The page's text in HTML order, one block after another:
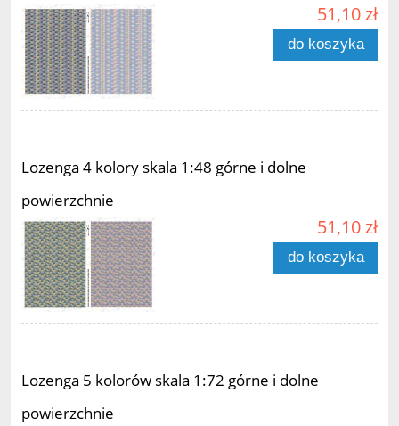
51,10 zł
do koszyka
Lozenga 4 kolory skala 1:48 górne i dolne
powierzchnie
51,10 zł
do koszyka
Lozenga 5 kolorów skala 1:72 górne i dolne
powierzchnie